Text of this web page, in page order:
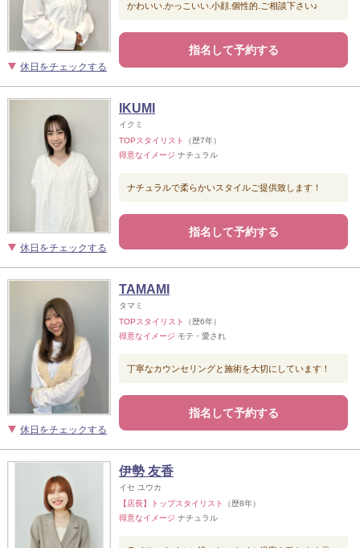
休日をチェックする
かわいい.かっこいい.小顔.個性的.ご相談下さい♪
指名して予約する
休日をチェックする
IKUMI
イクミ
TOPスタイリスト
（歴7年）
得意なイメージ ナチュラル
ナチュラルで柔らかいスタイルご提供致します！
指名して予約する
休日をチェックする
TAMAMI
タマミ
TOPスタイリスト
（歴6年）
得意なイメージ モテ・愛され
丁寧なカウンセリングと施術を大切にしています！
指名して予約する
伊勢 友香
イセ ユウカ
【店長】トップスタイリスト
（歴8年）
得意なイメージ ナチュラル